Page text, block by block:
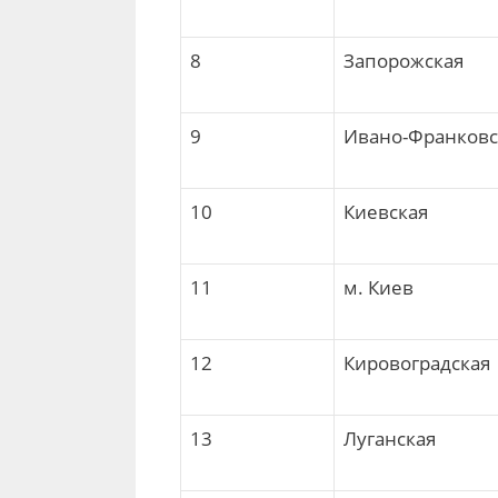
8 Запорожская
9 Ивано-
10 Киевская
11 м. Киев
12 Кировоградская
13 Луганская